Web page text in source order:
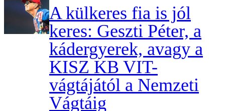
A külkeres fia is jól
keres: Geszti Péter, a
kádergyerek, avagy a
KISZ KB VIT-
vágtájától a Nemzeti
Vágtáig